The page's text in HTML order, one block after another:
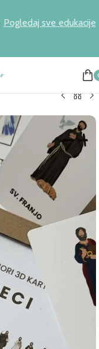
Pogledaj sve edukacije